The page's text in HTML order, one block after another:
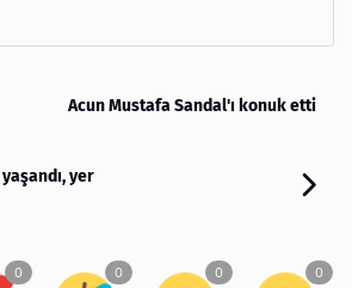
Acun Mustafa Sandal'ı konuk etti
yer